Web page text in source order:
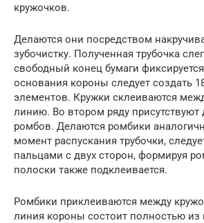
кружочков.
Делаются они посредством
зубочистку. Полученная трубочка
свободный конец бумаги
основания короны следует создать
элементов. Кружки склеиваются
линию. Во втором ряду присутствуют
ромбов. Делаются ромбики
момент распускания трубочки,
пальцами с двух сторон, формируя
полоски также подклеивается.
Ромбики приклеиваются между
линия короны состоит полностью из